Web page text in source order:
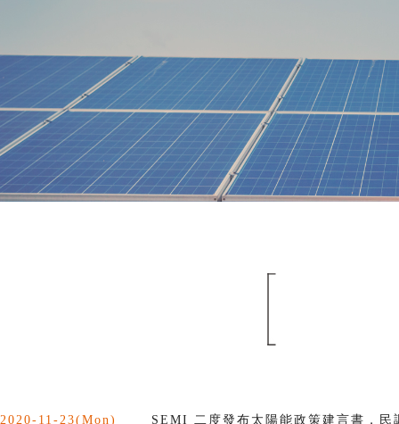
2020-11-23(Mon) SEMI 二度發布太陽能政策建言書，